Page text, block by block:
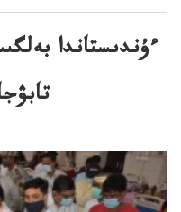
ءۇندىستاندا